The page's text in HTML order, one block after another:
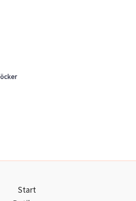
Start